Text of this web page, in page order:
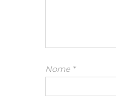
Nome *